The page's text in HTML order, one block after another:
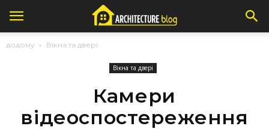
додому Вікна та двері
Вікна та двері
Камери
відеоспостереження